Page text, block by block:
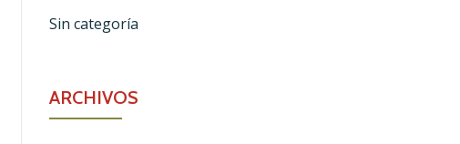
Sin categoría
ARCHIVOS